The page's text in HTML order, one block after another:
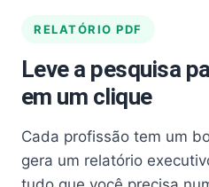
RELATÓRIO PDF
Leve a pesquisa
em um clique
Cada profissão tem um
gera um relatório